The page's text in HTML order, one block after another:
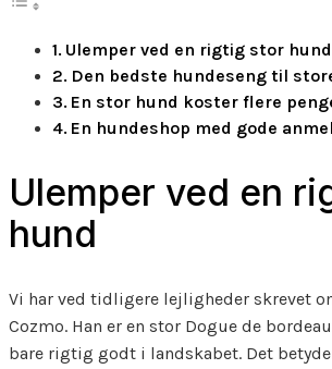
Ulemper ved en rigtig stor hund
Den bedste hundeseng til
En stor hund koster flere
En hundeshop med gode
Ulemper ved en
hund
Vi har ved tidligere lejligheder skrevet
Cozmo. Han er en stor Dogue de
bare rigtig godt i landskabet. Det